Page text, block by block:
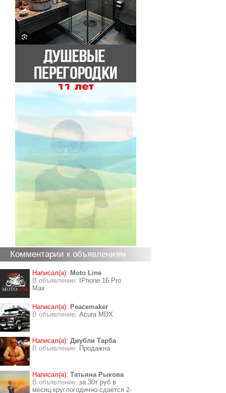
Комментарии к объявлениям
Написал(а): Moto Line
В объявление:
IPhone 16 Pro
Max
Написал(а): Peacemaker
В объявление: Acura MDX
Написал(а): Джубли Тарба
В объявление: Продажна
Написал(а): Татьяна Рыкова
В объявление: за 30т руб в
месяц круглогодично сдается 2-